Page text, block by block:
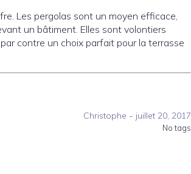
Les pergolas sont un moyen efficace,
un bâtiment. Elles sont volontiers
contre un choix parfait pour la terrasse
Christophe - juillet 20, 2017
No tags